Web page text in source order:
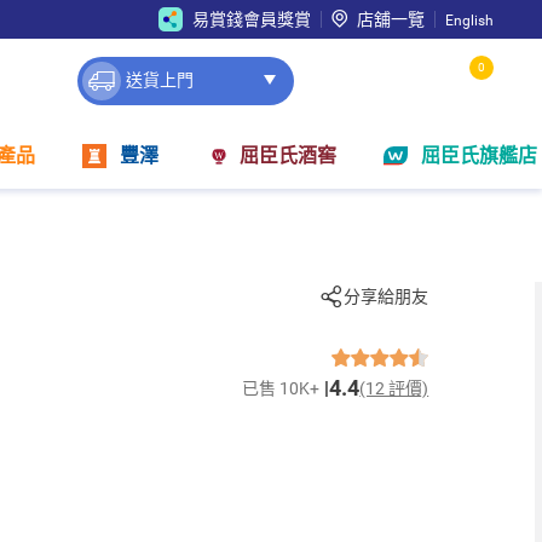
易賞錢會員獎賞 店舖一覽 English
送貨上門
0
品 豐澤 屈臣氏酒窖 屈臣氏旗艦店
分享給朋友
已售 10K+ 4.4(12 評價)